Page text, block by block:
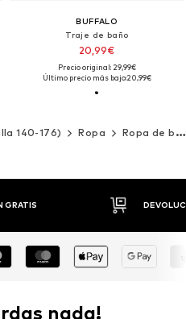
BUFFALO
Traje de baño
20,99€
Precio original: 29,99€
Último precio más bajo:20,99€
140-176) Ropa Ropa de baño
GRATIS
nada!